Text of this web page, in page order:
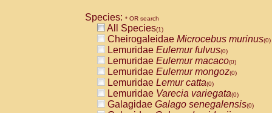
Species: * OR search
All Species(1)
Cheirogaleidae Microcebus murinus(0)
Lemuridae Eulemur fulvus(0)
Lemuridae Eulemur macaco(0)
Lemuridae Eulemur mongoz(0)
Lemuridae Lemur catta(0)
Lemuridae Varecia variegata(0)
Galagidae Galago senegalensis(0)